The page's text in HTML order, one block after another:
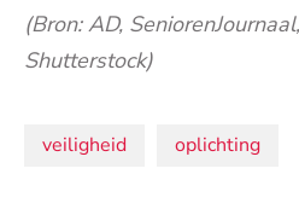
(Bron: AD,
Shutterstock)
Onderwerpen:
veiligheid oplichting